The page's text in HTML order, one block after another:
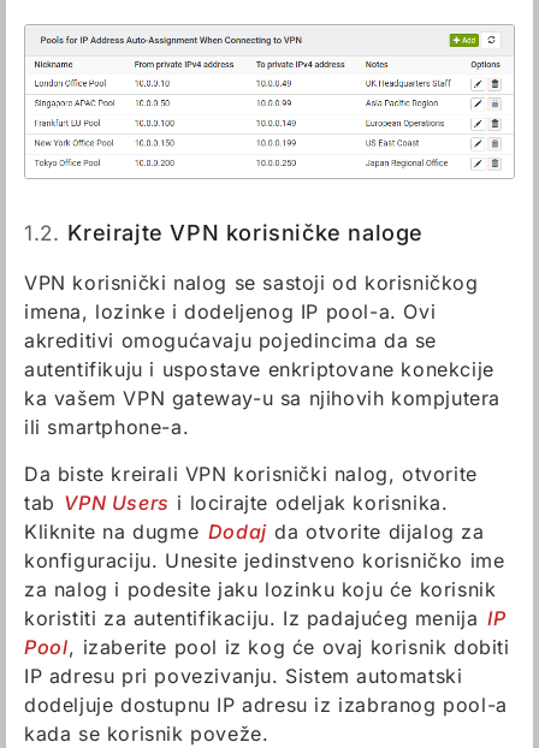
1.2. Kreirajte VPN korisničke naloge
VPN korisnički nalog se sastoji od korisničkog
imena, lozinke i dodeljenog IP pool-a. Ovi
akreditivi omogućavaju pojedincima da se
autentifikuju i uspostave enkriptovane konekcije
ka vašem VPN gateway-u sa njihovih kompjutera
ili smartphone-a.
Da biste kreirali VPN korisnički nalog, otvorite
tab VPN Users i locirajte odeljak korisnika.
Kliknite na dugme Dodaj da otvorite dijalog za
konfiguraciju. Unesite jedinstveno korisničko ime
za nalog i podesite jaku lozinku koju će korisnik
koristiti za autentifikaciju. Iz padajućeg menija IP
Pool, izaberite pool iz kog će ovaj korisnik dobiti
IP adresu pri povezivanju. Sistem automatski
dodeljuje dostupnu IP adresu iz izabranog pool-a
kada se korisnik poveže.